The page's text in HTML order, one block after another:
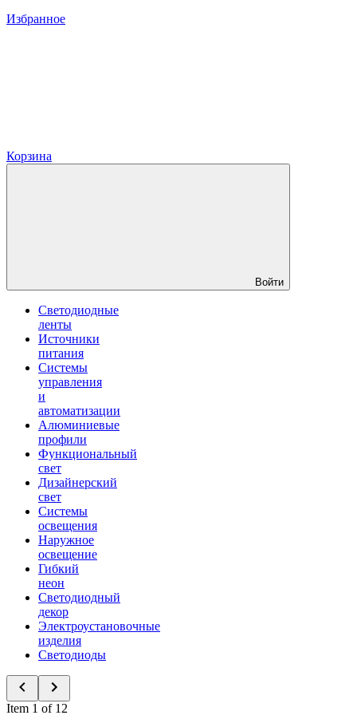
Избранное
Корзина
Войти
Светодиодные
ленты
Источники
питания
Системы
управления
и
автоматизации
Алюминиевые
профили
Функциональный
свет
Дизайнерский
свет
Системы
освещения
Наружное
освещение
Гибкий
неон
Светодиодный
декор
Электроустановочные
изделия
Светодиоды
Item 1 of 12